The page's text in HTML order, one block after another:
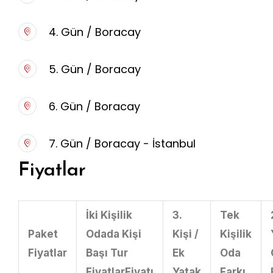
4. Gün / Boracay
5. Gün / Boracay
6. Gün / Boracay
7. Gün / Boracay - İstanbul
Fiyatlar
Paket
Fiyatlar
İki Kişilik
Odada Kişi
Başı Tur
3.
Kişi /
Ek
Tek
Kişilik
Oda